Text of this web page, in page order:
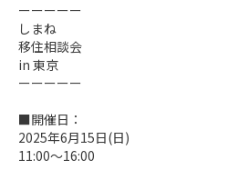
ーーーーー
しまね
移住相談会
in 東京
ーーーーー
■開催日：
2025年6月15日(日)
11:00～16:00